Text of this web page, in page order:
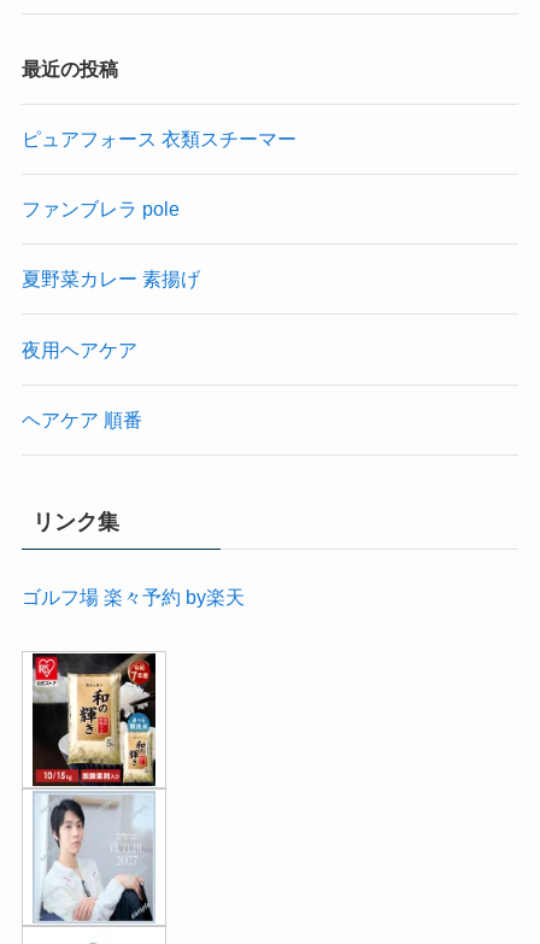
最近の投稿
ピュアフォース 衣類スチーマー
ファンブレラ pole
夏野菜カレー 素揚げ
夜用ヘアケア
ヘアケア 順番
リンク集
ゴルフ場 楽々予約 by楽天